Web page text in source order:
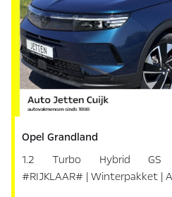
Opel Grandland
1.2 Turbo Hybrid GS
#RIJKLAAR# | Winterpakket |